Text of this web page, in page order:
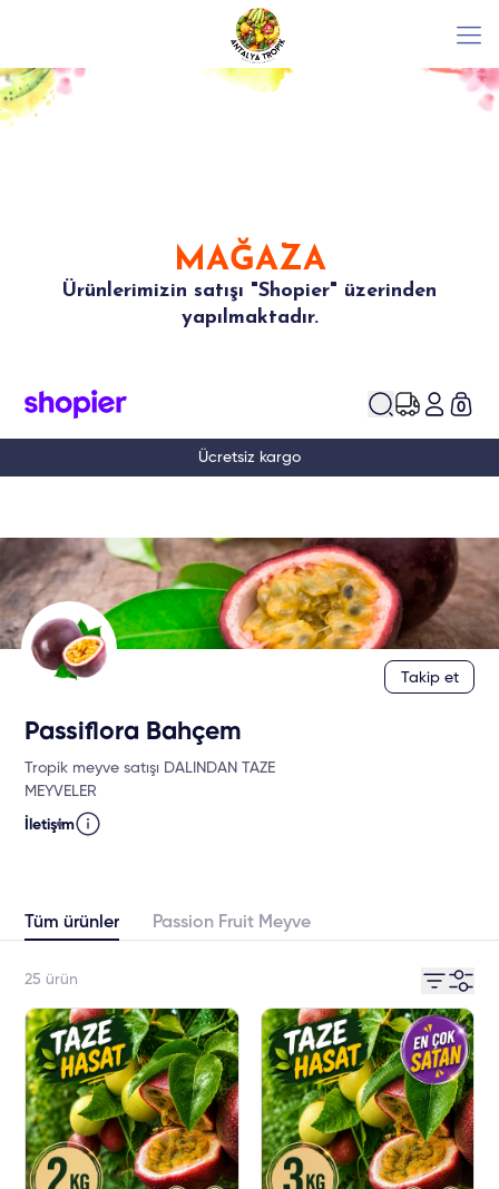
MAĞAZA
Ürünlerimizin satışı "Shopier" üzerinden
yapılmaktadır.